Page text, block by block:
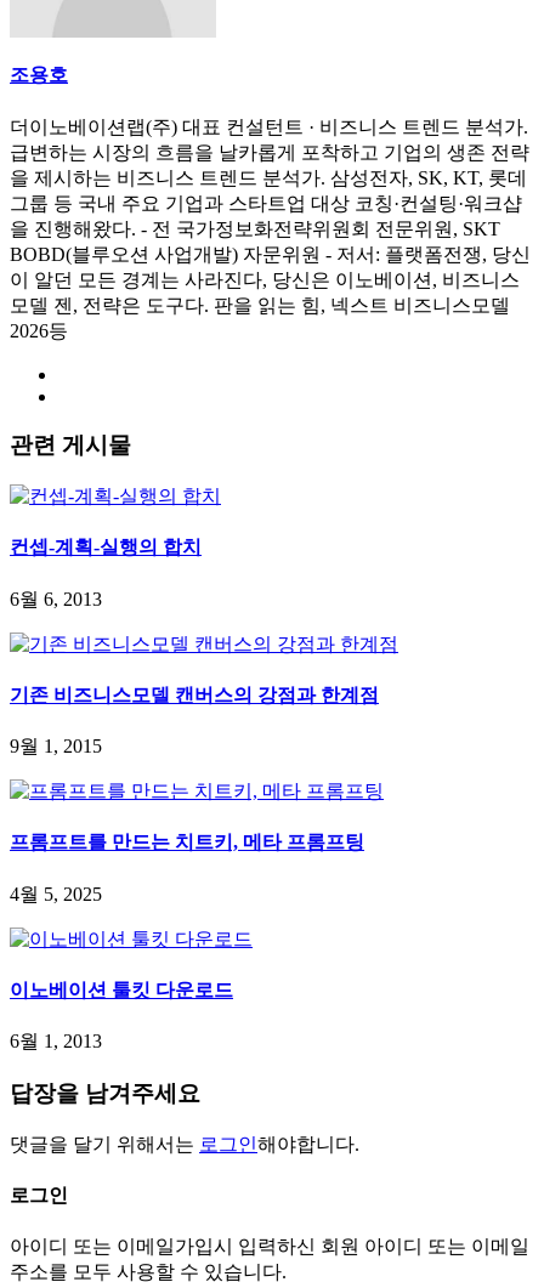
조용호
더이노베이션랩(주) 대표 컨설턴트 · 비즈니스 트렌드 분석가.
급변하는 시장의 흐름을 날카롭게 포착하고 기업의 생존 전략
을 제시하는 비즈니스 트렌드 분석가. 삼성전자, SK, KT, 롯데
그룹 등 국내 주요 기업과 스타트업 대상 코칭·컨설팅·워크샵
을 진행해왔다. - 전 국가정보화전략위원회 전문위원, SKT
BOBD(블루오션 사업개발) 자문위원 - 저서: 플랫폼전쟁, 당신
이 알던 모든 경계는 사라진다, 당신은 이노베이션, 비즈니스
모델 젠, 전략은 도구다. 판을 읽는 힘, 넥스트 비즈니스모델
2026등
관련 게시물
컨셉-계획-실행의 합치
6월 6, 2013
기존 비즈니스모델 캔버스의 강점과 한계점
9월 1, 2015
프롬프트를 만드는 치트키, 메타 프롬프팅
4월 5, 2025
이노베이션 툴킷 다운로드
6월 1, 2013
답장을 남겨주세요
댓글을 달기 위해서는 로그인해야합니다.
로그인
아이디 또는 이메일가입시 입력하신 회원 아이디 또는 이메일
주소를 모두 사용할 수 있습니다.